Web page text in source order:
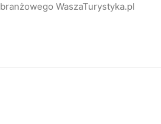
WaszaTurystyka.pl